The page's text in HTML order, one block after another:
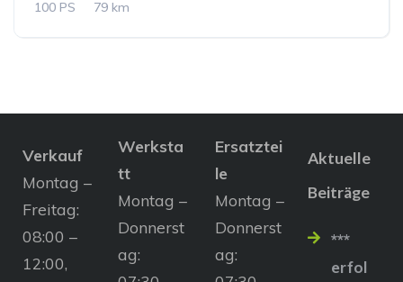
100 PS
79 km
Verkauf
Montag –
Freitag:
08:00 –
12:00,
Werksta
tt
Montag –
Donnerst
ag:
Ersatztei
le
Montag –
Donnerst
ag:
Aktuelle
Beiträge
***
erfol